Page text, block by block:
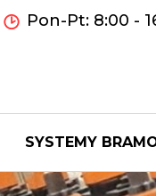
Pon-Pt: 8:00 -
SYSTEMY